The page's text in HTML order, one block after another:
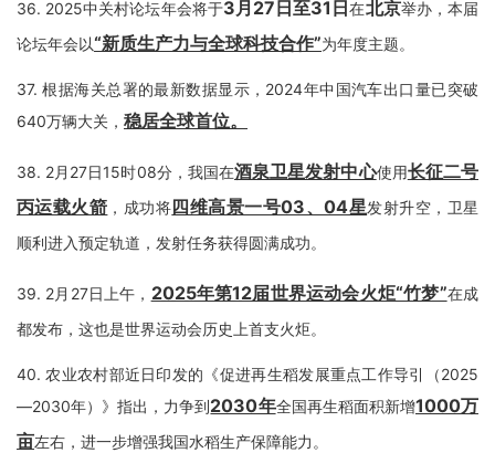
36. 2025中关村论坛年会将于3月27日至31日在北京举办，本届
论坛年会以“新质生产力与全球科技合作”为年度主题。
37.根据海关总署的最新数据显示，2024年中国汽车出口量已突破
640万辆大关， 稳居全球首位。
38. 2月27日15时08分，我国在酒泉卫星发射中心使用长征二号
丙运载火箭 ，成功将四维高景一号03、04星发射升空，卫星
顺利进入预定轨道，发射任务获得圆满成功。
39. 2月27日上午， 2025年第12届世界运动会火炬“竹梦”在成
都发布，这也是世界运动会历史上首支火炬。
40. 农业农村部近日印发的《促进再生稻发展重点工作导引（2025
—2030年）》指出，力争到2030年全国再生稻面积新增1000万
亩左右，进一步增强我国水稻生产保障能力。